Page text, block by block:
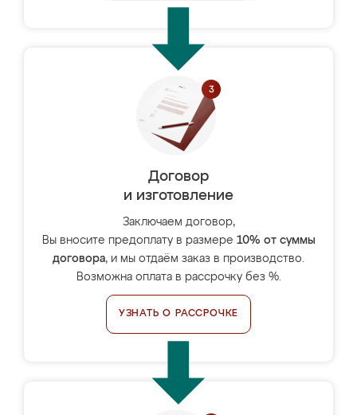
Договор
и изготовление
Заключаем договор,
Вы вносите предоплату в размере 10% от суммы
договора, и мы отдаём заказ в производство.
Возможна оплата в рассрочку без %.
УЗНАТЬ О РАССРОЧКЕ